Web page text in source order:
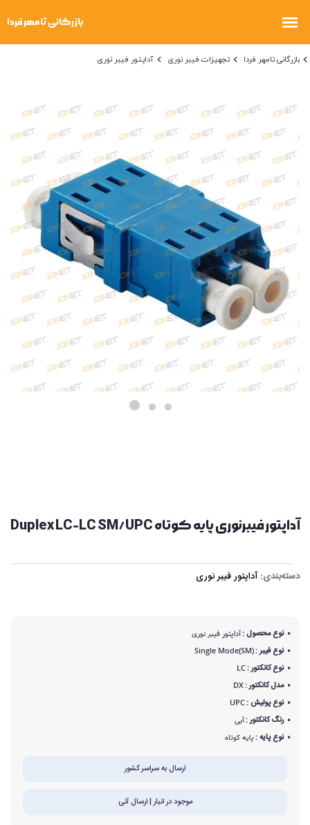
بازرگانی تامهر فردا تجهیزات فیبر نوری آداپتور فیبر نوری
آداپتور فیبرنوری پایه کوتاه Duplex LC-LC SM/UPC
دسته‌بندی: آداپتور فیبر نوری
نوع محصول :آداپتور فیبر نوری
نوع فیبر :Single Mode(SM)
نوع کانکتور :LC
مدل کانکتور :DX
نوع پولیش :UPC
رنگ کانکتور :آبی
نوع پایه :پایه کوتاه
ارسال به سراسر کشور
موجود در انبار | ارسال آنی